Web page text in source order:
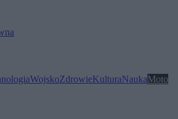
WojskoZdrowieKulturaNaukaMoto